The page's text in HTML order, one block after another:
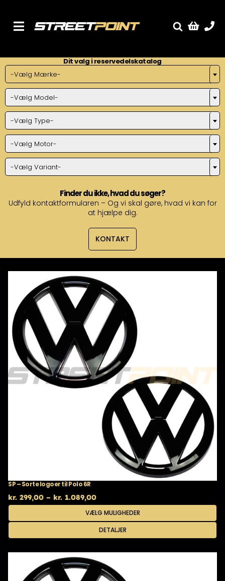
content
Toggle
Service
Streetcars
Sænkning
Tuning
Ventilrens
Værksted
Dit valg i reservedelskatalog
-Vælg Mærke-
-Vælg Model-
-Vælg Type-
-Vælg Motor-
-Vælg Variant-
Finder du ikke, hvad du søger?
Udfyld kontaktformularen – Og vi skal gøre, hvad vi kan for
at hjælpe dig.
KONTAKT
SP – Sorte logoer til Polo 6R
kr. 299,00 – kr. 1.089,00Prisinterval:
kr. 299,00
til
kr. 1.089,00
VÆLG MULIGHEDER
Dette
vare
flere
vælges
DETALJER